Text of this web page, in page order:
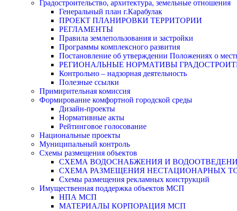
Градостроительство, архитектура, земельные отношения
Генеральный план г.Карабулак
ПРОЕКТ ПЛАНИРОВКИ ТЕРРИТОРИИ
РЕГЛАМЕНТЫ
Правила землепользования и застройки
Программы комплексного развития
Постановление об утверждении Положениях о
РЕГИОНАЛЬНЫЕ НОРМАТИВЫ
Контрольно – надзорная деятельность
Полезные ссылки
Примирительная комиссия
Формирование комфортной городской среды
Дизайн-проекты
Нормативные акты
Рейтинговое голосование
Национальные проекты
Муниципальный контроль
Схемы размещения объектов
СХЕМА ВОДОСНАБЖЕНИЯ И
СХЕМА РАЗМЕЩЕНИЯ НЕСТАЦИОНАРНЫХ
Схемы размещения рекламных конструкций
Имущественная поддержка объектов МСП
НПА МСП
МАТЕРИАЛЫ КОРПОРАЦИЯ МСП